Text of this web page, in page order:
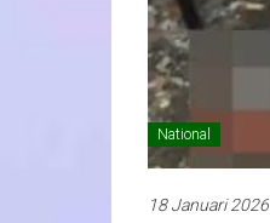
National
18 Januari 2026